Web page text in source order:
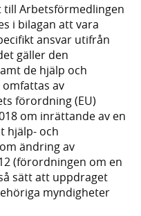
till Arbetsförmedlingen
i bilagan att vara
ansvar utifrån
gäller den
de hjälp och
av
förordning (EU)
om inrättande av en
hjälp- och
ändring av
(förordningen om en
sätt att uppdraget
myndigheter